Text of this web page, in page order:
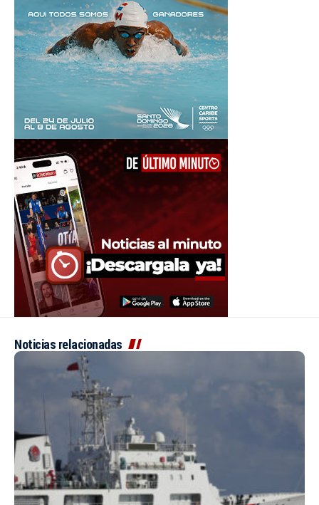
Noticias relacionadas